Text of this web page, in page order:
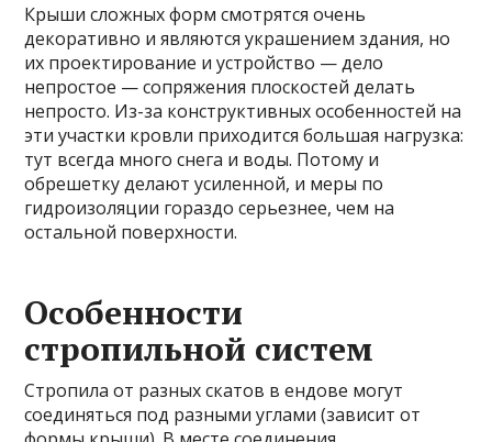
Крыши сложных форм смотрятся очень
декоративно и являются украшением здания, но
их проектирование и устройство — дело
непростое — сопряжения плоскостей делать
непросто. Из-за конструктивных особенностей на
эти участки кровли приходится большая нагрузка:
тут всегда много снега и воды. Потому и
обрешетку делают усиленной, и меры по
гидроизоляции гораздо серьезнее, чем на
остальной поверхности.
Особенности
стропильной систем
Стропила от разных скатов в ендове могут
соединяться под разными углами (зависит от